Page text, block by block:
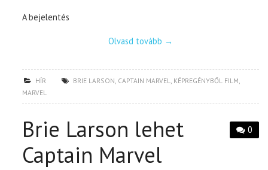
A bejelentés
Olvasd tovább →
HÍR BRIE LARSON, CAPTAIN MARVEL, KÉPREGÉNYBŐL FILM,
MARVEL
0
Brie Larson lehet
Captain Marvel